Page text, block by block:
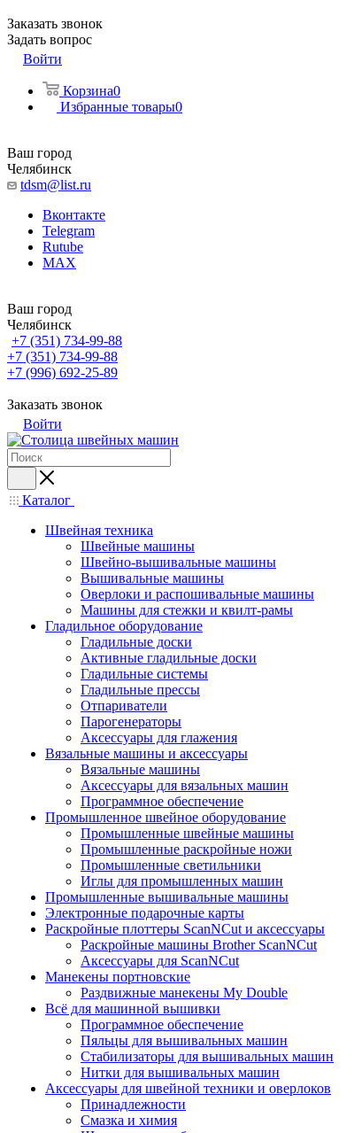
Заказать звонок
Задать вопрос
Войти
Корзина0
Избранные товары0
Ваш город
Челябинск
tdsm@list.ru
Вконтакте
Telegram
Rutube
MAX
Ваш город
Челябинск
+7 (351) 734-99-88
+7 (351) 734-99-88
+7 (996) 692-25-89
Заказать звонок
Войти
Каталог
Швейная техника
Швейные машины
Швейно-вышивальные машины
Вышивальные машины
Оверлоки и распошивальные машины
Машины для стежки и квилт-рамы
Гладильное оборудование
Гладильные доски
Активные гладильные доски
Гладильные системы
Гладильные прессы
Отпариватели
Парогенераторы
Аксессуары для глажения
Вязальные машины и аксессуары
Вязальные машины
Аксессуары для вязальных машин
Программное обеспечение
Промышленное швейное оборудование
Промышленные швейные машины
Промышленные раскройные ножи
Промышленные светильники
Иглы для промышленных машин
Промышленные вышивальные машины
Электронные подарочные карты
Раскройные плоттеры ScanNCut и аксессуары
Раскройные машины Brother ScanNCut
Аксессуары для ScanNCut
Манекены портновские
Раздвижные манекены My Double
Всё для машинной вышивки
Программное обеспечение
Пяльцы для вышивальных машин
Стабилизаторы для вышивальных машин
Нитки для вышивальных машин
Аксессуары для швейной техники и оверлоков
Принадлежности
Смазка и химия